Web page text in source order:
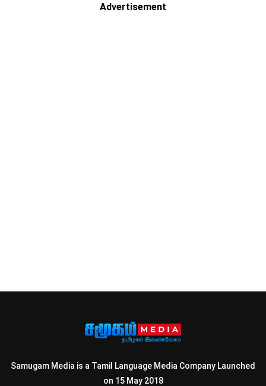
Advertisement
Samugam Media is a Tamil Language Media Company Launched
on 15 May 2018